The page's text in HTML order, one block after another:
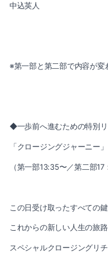
中込英人
※第一部と第二部で内容が変
◆一歩前へ進むための特別
「クロージングジャーニー」
（第一部13:35〜／第二部17
この日受け取ったすべての
これからの新しい人生の旅
スペシャルクロージングリチ